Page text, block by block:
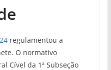
regulamentou a
O normativo
Cível da 1ª Subseção